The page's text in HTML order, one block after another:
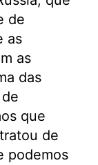
de
as
as
das
que
de
podemos